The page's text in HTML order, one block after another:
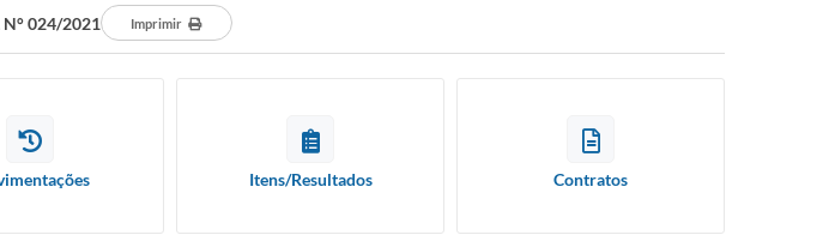
N° 024/2021 Imprimir
Itens/Resultados Contratos